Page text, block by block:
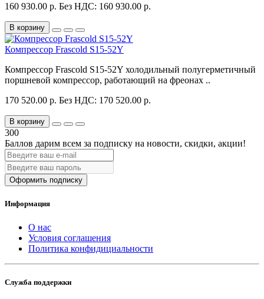
160 930.00 р. Без НДС: 160 930.00 р.
В корзину
Компрессор Frascold S15-52Y
Компрессор Frascold S15-52Y холодильный полугерметичный
поршневой компрессор, работающий на фреонах ..
170 520.00 р. Без НДС: 170 520.00 р.
В корзину
300
Баллов дарим всем за подписку на новости, скидки, акции!
Оформить подписку
Информация
О нас
Условия соглашения
Политика конфидициальности
Служба поддержки